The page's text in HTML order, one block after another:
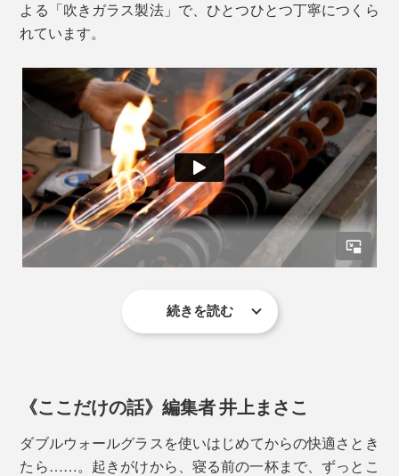
写真は「 」
唇が当たるフチは熱が伝わりにくいから、熱々のコーヒ
ーを入れても口当たりがやさしく、安心して飲めます。
よる「吹きガラス製法」で、ひとつひとつ丁寧につくら
れています。
※動画は別デザインのダブルウォールグラスの製作風景
等に吹かないとキレイな形にならず、底面の凹凸も平滑
にならないのです。そのため、高度な技術が必要とさ
れ、限られた職人しかつくれないカタチ。
続きを読む
《ここだけの話》編集者 井上まさこ
ダブルウォールグラスを使いはじめてからの快適さとき
たら……。起きがけから、寝る前の一杯まで、ずっとこ